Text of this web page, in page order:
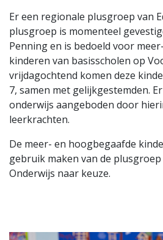
Er een regionale plusgroep van
plusgroep is momenteel
Penning en is bedoeld voor
kinderen van basisscholen op
vrijdagochtend komen deze
7, samen met gelijkgestemden.
onderwijs aangeboden door
leerkrachten.
De meer- en hoogbegaafde
gebruik maken van de
Onderwijs naar keuze.